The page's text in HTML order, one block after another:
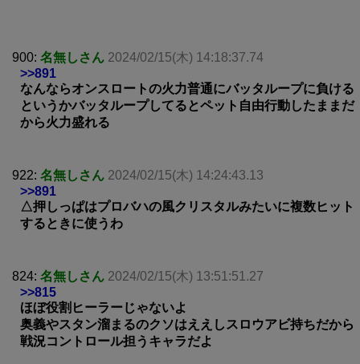
900: 名無しさん 2024/02/15(木) 14:18:37.74
>>891
なんならオンスロートの火力普通にバッタループに負ける
というかバッタループしてるとペット自由行動したままだ
から火力盛れる
922: 名無しさん 2024/02/15(木) 14:24:43.13
>>891
△押しっぱはプロバハの風クリスタルみたいに複数ヒット
するときに使うわ
824: 名無しさん 2024/02/15(木) 13:51:51.27
>>815
ほぼ役割ヒーラーじゃないよ
奥義やスタン溜まるのクソはええしスロウアビ持ちだから
戦況コントロール担うキャラだよ